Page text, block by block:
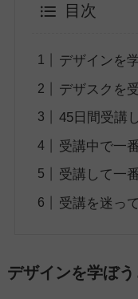
目次
デザインを
デザスクを
45日間受講
受講中で一
受講して一
受講を迷っ
デザインを学ぼ